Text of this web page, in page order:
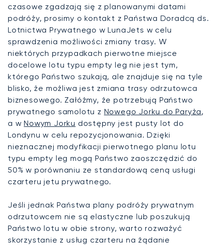
czasowe zgadzają się z planowanymi datami
podróży, prosimy o kontakt z Państwa Doradcą ds.
Lotnictwa Prywatnego w LunaJets w celu
sprawdzenia możliwości zmiany trasy. W
niektórych przypadkach pierwotne miejsce
docelowe lotu typu empty leg nie jest tym,
którego Państwo szukają, ale znajduje się na tyle
blisko, że możliwa jest zmiana trasy odrzutowca
biznesowego. Załóżmy, że potrzebują Państwo
prywatnego samolotu z Nowego Jorku do Paryża,
a wNowym Jorku dostępny jest pusty lot do
Londynu w celu repozycjonowania. Dzięki
nieznacznej modyfikacji pierwotnego planu lotu
typu empty leg mogą Państwo zaoszczędzić do
50% w porównaniu ze standardową ceną usługi
czarteru jetu prywatnego.
Jeśli jednak Państwa plany podróży prywatnym
odrzutowcem nie są elastyczne lub poszukują
Państwo lotu w obie strony, warto rozważyć
skorzystanie z usług czarteru na żądanie